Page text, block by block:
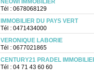
NEOWI IMMOBILIER
Tél : 0678068129
IMMOBILIER DU PAYS VERT
Tél : 0471434000
VERONIQUE LABORIE
Tél : 0677021865
CENTURY21 PRADEL
Tél : 04 71 43 60 60